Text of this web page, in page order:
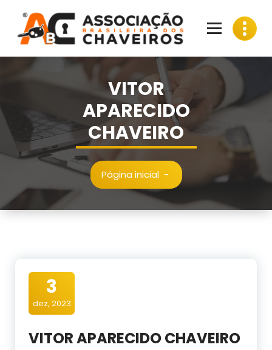
conteúdo
VITOR
APARECIDO
CHAVEIRO
Página inicial-
3
dez, 2023
VITOR APARECIDO CHAVEIRO